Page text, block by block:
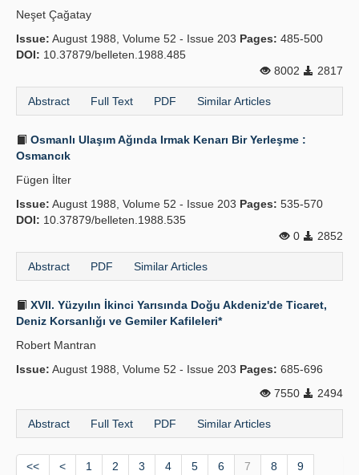
Neşet Çağatay
Issue: August 1988, Volume 52 - Issue 203 Pages: 485-500
DOI: 10.37879/belleten.1988.485
8002
2817
Abstract Full Text PDF Similar Articles
Osmanlı Ulaşım Ağında Irmak Kenarı Bir Yerleşme :
Osmancık
Fügen İlter
Issue: August 1988, Volume 52 - Issue 203 Pages: 535-570
DOI: 10.37879/belleten.1988.535
0
2852
Abstract PDF Similar Articles
XVII. Yüzyılın İkinci Yarısında Doğu Akdeniz'de Ticaret,
Deniz Korsanlığı ve Gemiler Kafileleri*
Robert Mantran
Issue: August 1988, Volume 52 - Issue 203 Pages: 685-696
7550
2494
Abstract Full Text PDF Similar Articles
<< < 1 2 3 4 5 6 7 8 9